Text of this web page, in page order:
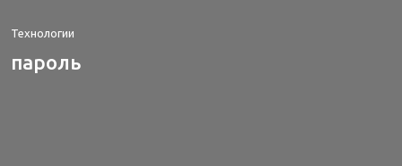
Технологии
пароль